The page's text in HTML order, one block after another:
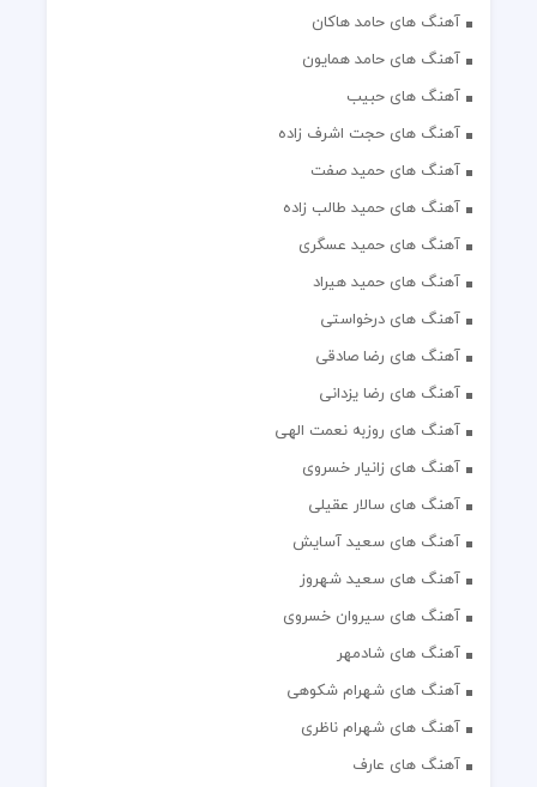
آهنگ های حامد هاکان
آهنگ های حامد همایون
آهنگ های حبیب
آهنگ های حجت اشرف زاده
آهنگ های حمید صفت
آهنگ های حمید طالب زاده
آهنگ های حمید عسگری
آهنگ های حمید هیراد
آهنگ های درخواستی
آهنگ های رضا صادقی
آهنگ های رضا یزدانی
آهنگ های روزبه نعمت الهی
آهنگ های زانیار خسروی
آهنگ های سالار عقیلی
آهنگ های سعید آسایش
آهنگ های سعید شهروز
آهنگ های سیروان خسروی
آهنگ های شادمهر
آهنگ های شهرام شکوهی
آهنگ های شهرام ناظری
آهنگ های عارف